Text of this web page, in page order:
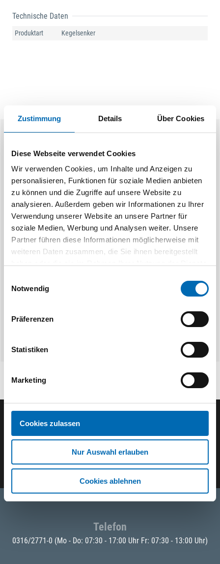
Zustimmung Details Über Cookies
Diese Webseite verwendet Cookies
Wir verwenden Cookies, um Inhalte und Anzeigen zu
personalisieren, Funktionen für soziale Medien anbieten
zu können und die Zugriffe auf unsere Website zu
analysieren. Außerdem geben wir Informationen zu Ihrer
Verwendung unserer Website an unsere Partner für
soziale Medien, Werbung und Analysen weiter. Unsere
Partner führen diese Informationen möglicherweise mit
weiteren Daten zusammen, die Sie ihnen bereitgestellt
Notwendig
Präferenzen
Statistiken
Marketing
Cookies zulassen
Nur Auswahl erlauben
Cookies ablehnen
Technische Daten
Produktart Kegelsenker
STAHLHÄRTER
Kegelsenker DIN 335 HSS C 90°
Kegelsenker-Bit
6
Der ODÖRFER Newsletter
E-Mail eingeben
Telefon
0316/2771-0 (Mo - Do: 07:30 - 17:00 Uhr Fr: 07:30 - 13:00 Uhr)